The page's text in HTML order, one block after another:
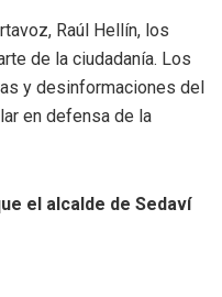
Raúl Hellín, los
de la ciudadanía. Los
y desinformaciones del
en defensa de la
el alcalde de Sedaví